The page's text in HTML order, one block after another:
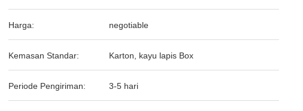
Harga: negotiable
Kemasan Standar: Karton, kayu lapis Box
Periode Pengiriman: 3-5 hari